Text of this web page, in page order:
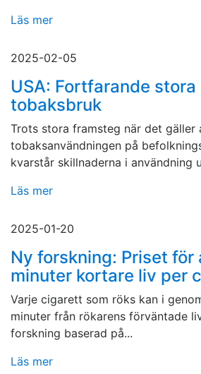
Läs mer
2025-02-05
USA: Fortfarande
tobaksbruk
Trots stora framsteg när det gäller
tobaksanvändningen på
kvarstår skillnaderna i användning
Läs mer
2025-01-20
Ny forskning: Priset för
minuter kortare liv per
Varje cigarett som röks kan i
minuter från rökarens förväntade
forskning baserad på...
Läs mer